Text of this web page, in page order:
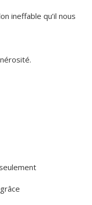
ineffable qu’il nous